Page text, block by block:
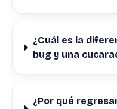
¿Cuál es la
bug y una
¿Por qué